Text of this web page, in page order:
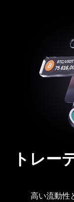
トレー
高い流動性